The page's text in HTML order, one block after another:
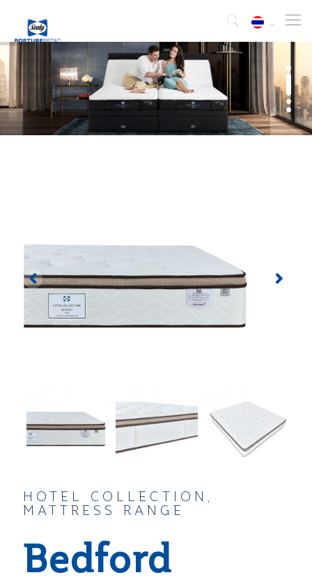
HOTEL COLLECTION
MATTRESS RANGE
Bedford